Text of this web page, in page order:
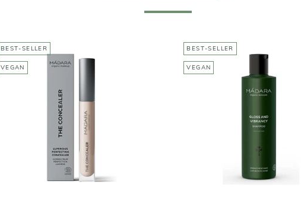
BEST-SELLER
VEGAN MÁDARA
lumineux
27,95€
BEST-SELLER
VEGAN
MÁDARA
Vitalité
Taille : 250ml